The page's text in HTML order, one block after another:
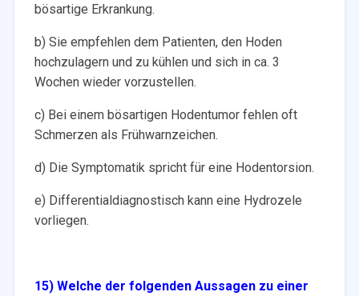
bösartige Erkrankung.
b) Sie empfehlen dem Patienten, den Hoden
hochzulagern und zu kühlen und sich in ca. 3
Wochen wieder vorzustellen.
c) Bei einem bösartigen Hodentumor fehlen oft
Schmerzen als Frühwarnzeichen.
d) Die Symptomatik spricht für eine Hodentorsion.
e) Differentialdiagnostisch kann eine Hydrozele
vorliegen.
15) Welche der folgenden Aussagen zu einer